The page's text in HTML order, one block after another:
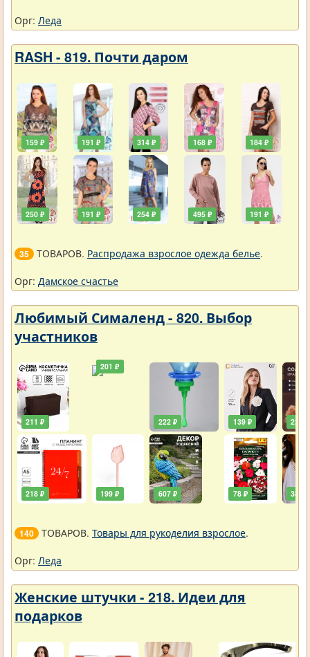
Орг: Леда
RASH - 819. Почти даром
159 ₽
250 ₽
191 ₽
191 ₽
314 ₽
254 ₽
168 ₽
495 ₽
184 ₽
191 ₽
35 ТОВАРОВ. Распродажа взрослое одежда белье.
Орг: Дамское счастье
Любимый Сималенд - 820. Выбор
участников
211 ₽
218 ₽
201 ₽
199 ₽
222 ₽
607 ₽
139 ₽
78 ₽
222 ₽
385 ₽
140 ТОВАРОВ. Товары для рукоделия взрослое.
Орг: Леда
Женские штучки - 218. Идеи для
подарков